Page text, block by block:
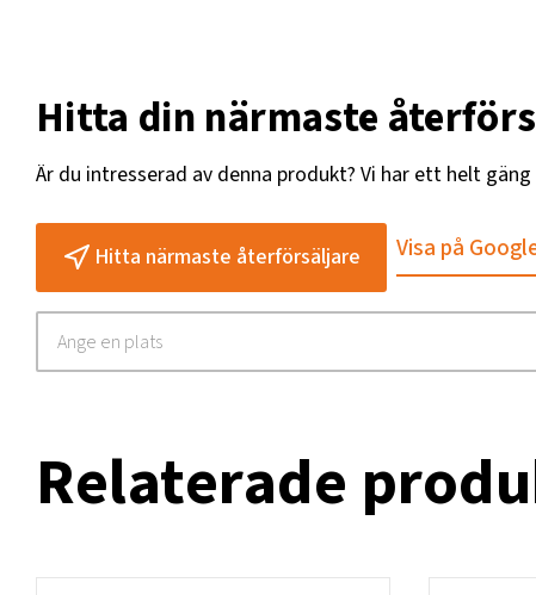
Hitta din närmaste
Är du intresserad av denna produkt? Vi har ett helt
Hitta närmaste återförsäljare Visa på
Relaterade